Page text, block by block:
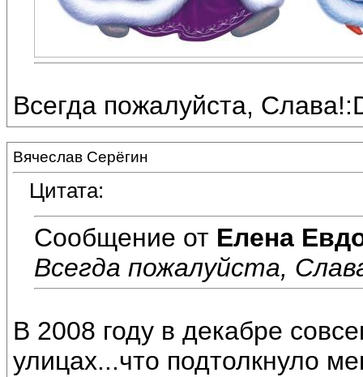
Всегда пожалуйста,
Вячеслав Серёгин
Цитата:
Сообщение от Елена
Всегда пожалуйста,
В 2008 году в декабре
улицах...что подтолкнуло